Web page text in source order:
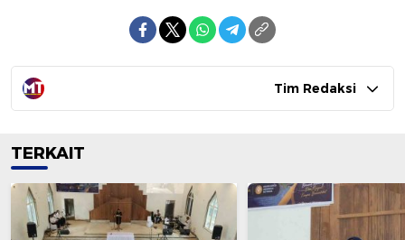
Tim Redaksi
TERKAIT